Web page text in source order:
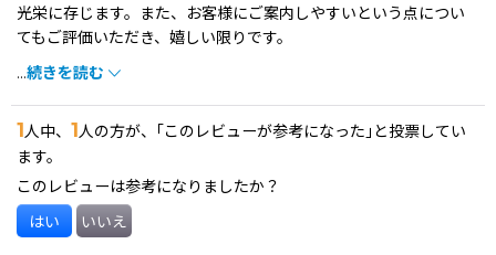
光栄に存じます。また、お客様にご案内しやすいという点につい
てもご評価いただき、嬉しい限りです。
今後も安心してお使いいただける製品のご提供に努めてまいりま
すので、引き続きどうぞよろしくお願いいたします。
...続きを読む
1人中、 1人の方が、｢このレビューが参考になった｣と投票してい
ます。
このレビューは参考になりましたか？
はい いいえ